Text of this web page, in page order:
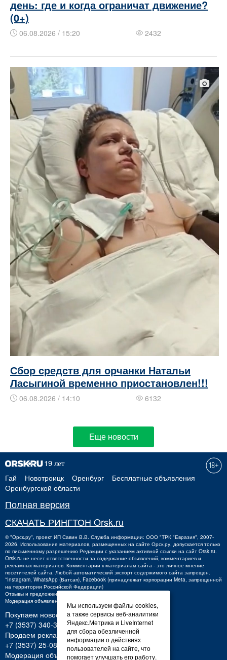
день: где и когда ограничат движение?
(0+)
06.08.2026 / 15:20 2432
Сбор средств для орчанки Натальи
Ласыгиной временно приостановлен!!!
06.08.2026 / 14:10 6132
Еще новости
Гай Новотроицк Оренбург
Бесплатные объявления
Оренбургской области
Полная версия
СКАЧАТЬ РИНГТОН Orsk.ru
©"Орск.ру", проект ИП Савин В.В. Служба информации: ООО "ТРК "Евразия", 2007-
2026. Использование материалов, размещенных на сайте Орск.ру, допускается только
по письменному разрешению Редакции с указанием активной ссылки на сайт Orsk.ru.
Orsk.ru не несет ответственности за содержание объявлений, комментариев и
рекламных материалов. Комментарии к материалам сайта - это личное мнение
посетителей сайта. Любой автоматический экспорт содержимого сайта запрещен.
*Instagram, WhatsApp (Ватсап), Facebook (принадлежат корпорации Meta, запрещенной
на территории Российской Федерации)
Отзывы и предложения о работе портала:
Модерация объявлений +7 (3537) 32-71-28
Покупаем новости:
+7 (3537) 340-300,340300@orsk.ru
Продаем рекламу:
+7 (3537) 25-08-07;250807@orsk.ru
Модерация объявлений: +7 (3537) 32-71-28
Мы используем файлы cookies,
а также сервисы веб-аналитики
Яндекс.Метрика и LiveInternet
для сбора обезличенной
информации о действиях
пользователей на сайте, что
помогает улучшать его работу.